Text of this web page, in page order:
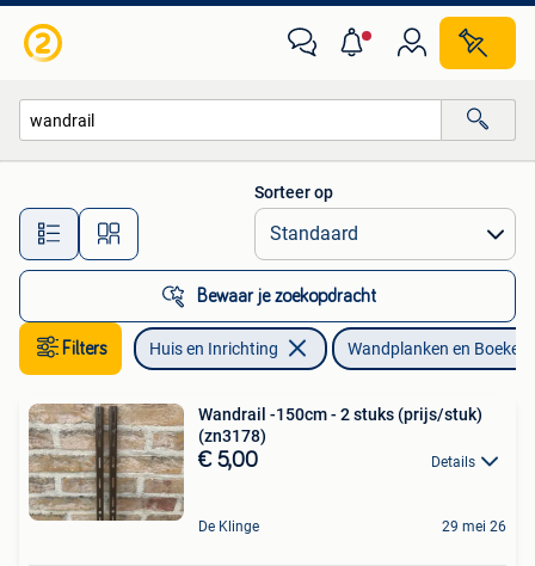
Alle afstanden…
Sorteer op
Bewaar je zoekopdracht
Filters Huis en Inrichting Wandplanken en
Wandrail -150cm - 2 stuks (prijs/stuk)
(zn3178)
€ 5,00 Details
De Klinge 29 mei 26